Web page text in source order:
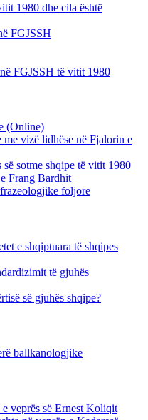
1980 dhe cila është
FGJSSH
FGJSSH të vitit 1980
(Online)
vizë lidhëse në Fjalorin e
sotme shqipe të vitit 1980
Frang Bardhit
foljore
e shqiptuara të shqipes
të gjuhës
së gjuhës shqipe?
ballkanologjike
veprës së Ernest Koliqit